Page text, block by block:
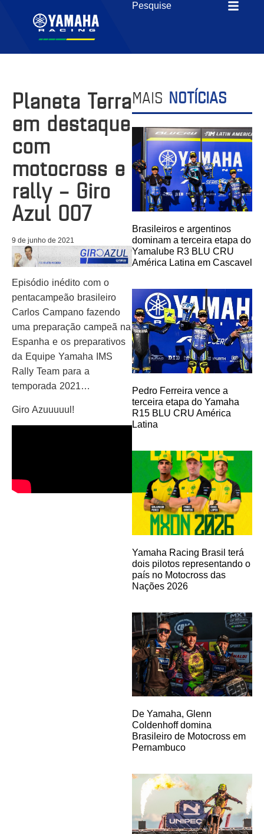
Planeta Terra
em destaque
com
motocross e
rally – Giro
Azul 007
9 de junho de 2021
Episódio inédito com o
pentacampeão brasileiro
Carlos Campano fazendo
uma preparação campeã na
Espanha e os preparativos
da Equipe Yamaha IMS
Rally Team para a
temporada 2021…
Giro Azuuuuul!
MAIS NOTÍCIAS
Brasileiros e argentinos
dominam a terceira etapa do
Yamalube R3 BLU CRU
América Latina em Cascavel
Pedro Ferreira vence a
terceira etapa do Yamaha
R15 BLU CRU América
Latina
Yamaha Racing Brasil terá
dois pilotos representando o
país no Motocross das
Nações 2026
De Yamaha, Glenn
Coldenhoff domina
Brasileiro de Motocross em
Pernambuco